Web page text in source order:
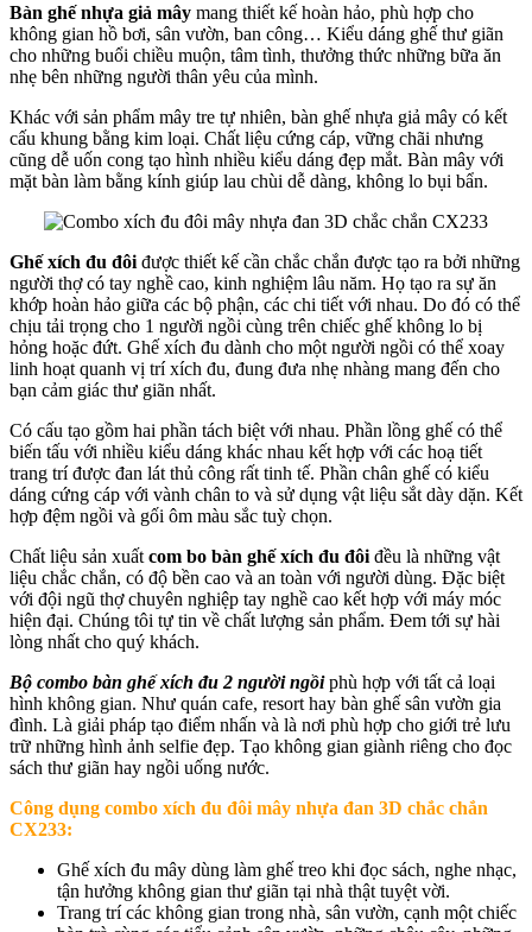
Bàn ghế nhựa giả mây mang thiết kế hoàn hảo, phù hợp cho
không gian hồ bơi, sân vườn, ban công… Kiểu dáng ghế thư giãn
cho những buổi chiều muộn, tâm tình, thưởng thức những bữa ăn
nhẹ bên những người thân yêu của mình.
Khác với sản phẩm mây tre tự nhiên, bàn ghế nhựa giả mây có kết
cấu khung bằng kim loại. Chất liệu cứng cáp, vững chãi nhưng
cũng dễ uốn cong tạo hình nhiều kiểu dáng đẹp mắt. Bàn mây với
mặt bàn làm bằng kính giúp lau chùi dễ dàng, không lo bụi bẩn.
Ghế xích đu đôi được thiết kế cần chắc chắn được tạo ra bởi những
người thợ có tay nghề cao, kinh nghiệm lâu năm. Họ tạo ra sự ăn
khớp hoàn hảo giữa các bộ phận, các chi tiết với nhau. Do đó có thể
chịu tải trọng cho 1 người ngồi cùng trên chiếc ghế không lo bị
hỏng hoặc đứt. Ghế xích đu dành cho một người ngồi có thể xoay
linh hoạt quanh vị trí xích đu, đung đưa nhẹ nhàng mang đến cho
bạn cảm giác thư giãn nhất.
Có cấu tạo gồm hai phần tách biệt với nhau. Phần lồng ghế có thể
biến tấu với nhiều kiểu dáng khác nhau kết hợp với các hoạ tiết
trang trí được đan lát thủ công rất tinh tế. Phần chân ghế có kiểu
dáng cứng cáp với vành chân to và sử dụng vật liệu sắt dày dặn. Kết
hợp đệm ngồi và gối ôm màu sắc tuỳ chọn.
Chất liệu sản xuất com bo bàn ghế xích đu đôi đều là những vật
liệu chắc chắn, có độ bền cao và an toàn với người dùng. Đặc biệt
với đội ngũ thợ chuyên nghiệp tay nghề cao kết hợp với máy móc
hiện đại. Chúng tôi tự tin về chất lượng sản phẩm. Đem tới sự hài
lòng nhất cho quý khách.
Bộ combo bàn ghế xích đu 2 người ngồiphù hợp với tất cả loại
hình không gian. Như quán cafe, resort hay bàn ghế sân vườn gia
đình. Là giải pháp tạo điểm nhấn và là nơi phù hợp cho giới trẻ lưu
trữ những hình ảnh selfie đẹp. Tạo không gian giành riêng cho đọc
sách thư giãn hay ngồi uống nước.
Công dụng combo xích đu đôi mây nhựa đan 3D chắc chắn
CX233:
Ghế xích đu mây dùng làm ghế treo khi đọc sách, nghe nhạc,
tận hưởng không gian thư giãn tại nhà thật tuyệt vời.
Trang trí các không gian trong nhà, sân vườn, cạnh một chiếc